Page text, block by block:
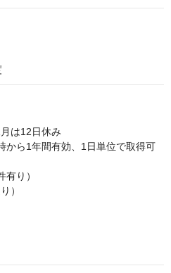
は12日休み
から1年間有効、1日単位で取得可
有り）
）